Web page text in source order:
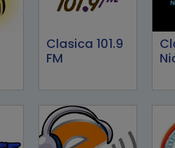
Clasica 101.9
FM